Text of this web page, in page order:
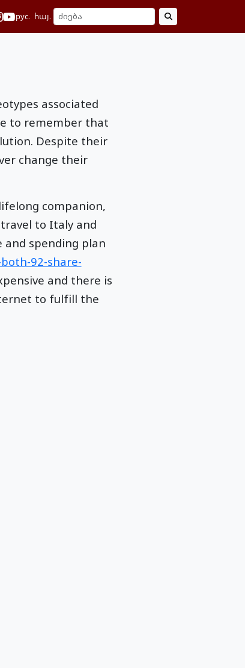
рус. հայ.
associated
to remember that
Despite their
change their
companion,
to Italy and
and spending plan
92-share-
and there is
to fulfill the